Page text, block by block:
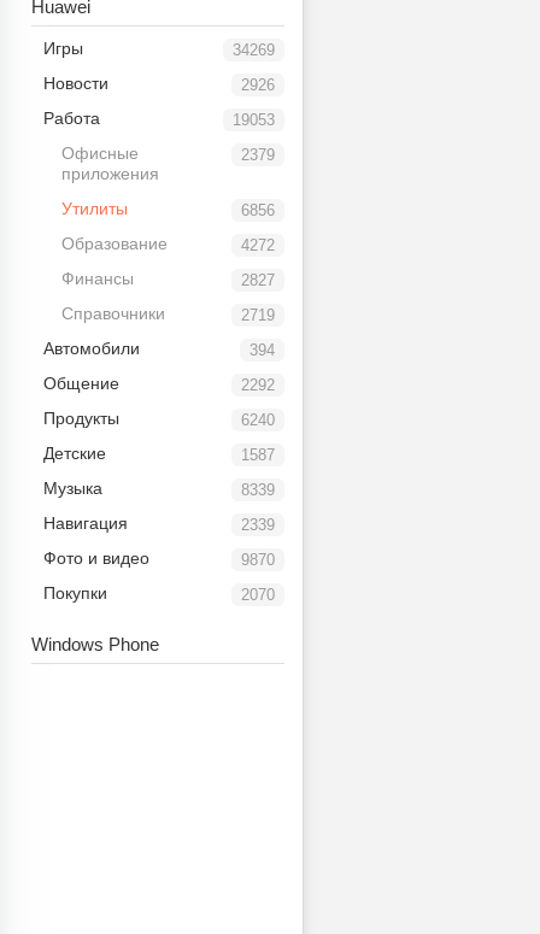
Huawei
34269
Игры
2926
Новости
19053
Работа
2379
Офисные
приложения
6856
Утилиты
4272
Образование
2827
Финансы
2719
Справочники
394
Автомобили
2292
Общение
6240
Продукты
1587
Детские
8339
Музыка
2339
Навигация
9870
Фото и видео
2070
Покупки
Windows Phone